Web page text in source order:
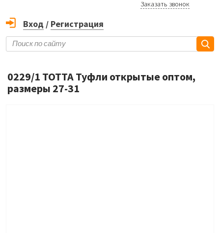
Заказать звонок
Вход / Регистрация
0229/1 ТОТТА Туфли открытые оптом,
размеры 27-31